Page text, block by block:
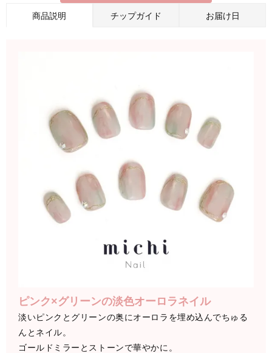
商品説明 チップガイド お届け日
ピンク×グリーンの淡色オーロラネイル
淡いピンクとグリーンの奥にオーロラを埋め込んでちゅる
んとネイル。
ゴールドミラーとストーンで華やかに。